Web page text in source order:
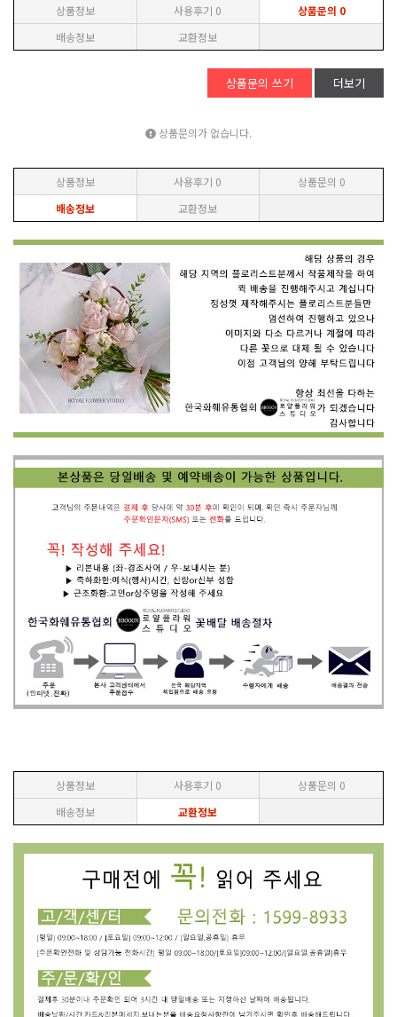
상품정보 사용후기 0 상품문의 0
배송정보
교환정보
상품문의 쓰기 더보기
상품문의가 없습니다.
상품정보 사용후기 0 상품문의 0
배송정보
교환정보
상품정보 사용후기 0 상품문의 0
배송정보
교환정보